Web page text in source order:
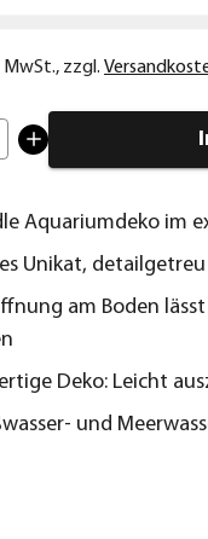
MwSt., zzgl.
Aquariumdeko im
Unikat,
am Boden
Deko: Leicht
und